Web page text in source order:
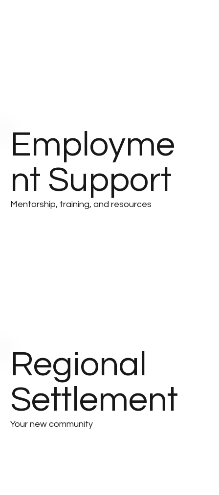
Employme
nt Support
Mentorship, training, and resources
Regional
Settlement
Your new community